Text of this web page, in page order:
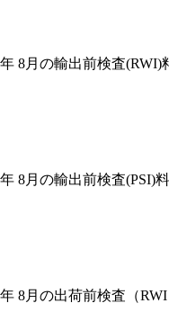
8月の輸出前検査(RWI)
8月の輸出前検査(PSI)
8月の出荷前検査（